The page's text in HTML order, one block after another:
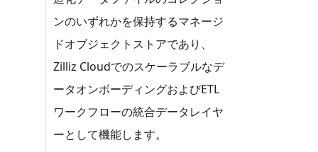
ンのいずれかを保持するマネージ
ドオブジェクトストアであり、
Zilliz Cloudでのスケーラブルなデ
ータオンボーディングおよびETL
ワークフローの統合データレイヤ
ーとして機能します。